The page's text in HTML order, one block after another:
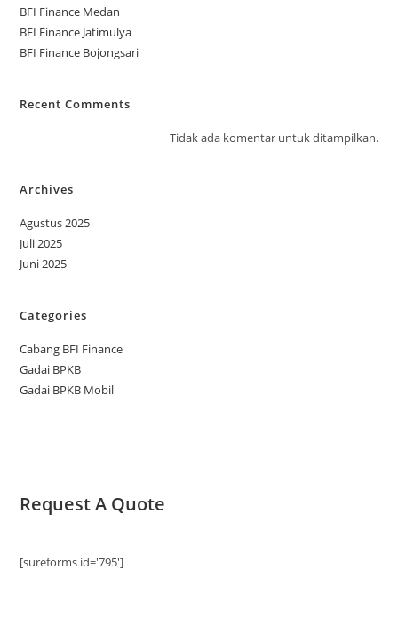
BFI Finance Medan
BFI Finance Jatimulya
BFI Finance Bojongsari
Recent Comments
Tidak ada komentar untuk ditampilkan.
Archives
Agustus 2025
Juli 2025
Juni 2025
Categories
Cabang BFI Finance
Gadai BPKB
Gadai BPKB Mobil
Request A Quote
[sureforms id='795']